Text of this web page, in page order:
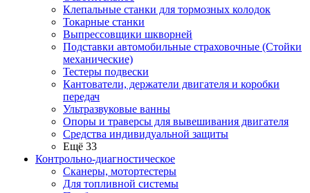
Клепальные станки для тормозных колодок
Токарные станки
Выпрессовщики шкворней
Подставки автомобильные страховочные (Стойки
механические)
Тестеры подвески
Кантователи, держатели двигателя и коробки
передач
Ультразвуковые ванны
Опоры и траверсы для вывешивания двигателя
Средства индивидуальной защиты
Ещё 33
Контрольно-диагностическое
Сканеры, мотортестеры
Для топливной системы